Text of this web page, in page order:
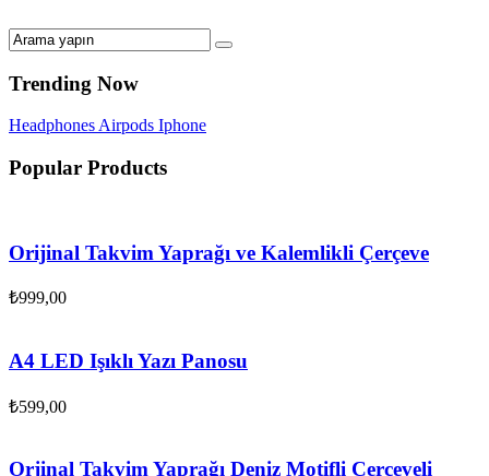
Trending Now
HeadphonesAirpods Iphone
Popular Products
Orijinal Takvim Yaprağı ve Kalemlikli Çerçeve
₺999,00
A4 LED Işıklı Yazı Panosu
₺599,00
Orjinal Takvim Yaprağı Deniz Motifli Çerçeveli